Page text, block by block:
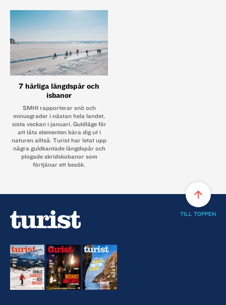
7 härliga längdspår och
isbanor
SMHI rapporterar snö och
minusgrader i nästan hela landet,
sista veckan i januari. Guldläge för
att låta elementen bära dig ut i
naturen alltså. Turist har letat upp
några guldkantade längdspår och
plogade skridskobanor som
förtjänar ett besök.
arrow_upward
TILL TOPPEN